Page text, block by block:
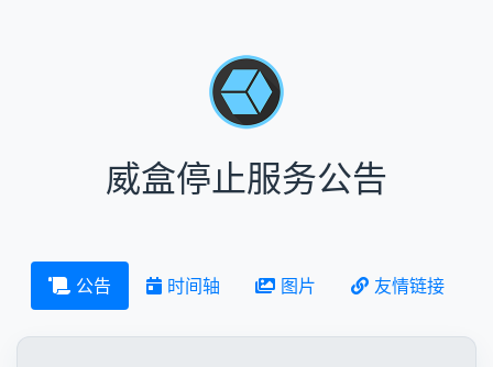
威盒停止服务公告
公告 时间轴 图片 友情链接